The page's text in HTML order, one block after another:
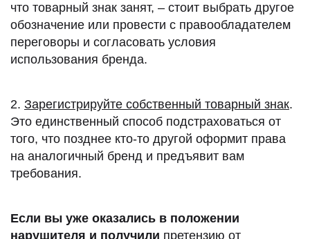
что товарный знак занят, – стоит выбрать другое
обозначение или провести с правообладателем
переговоры и согласовать условия
использования бренда.
2. Зарегистрируйте собственный товарный знак.
Это единственный способ подстраховаться от
того, что позднее кто-то другой оформит права
на аналогичный бренд и предъявит вам
требования.
Если вы уже оказались в положении
нарушителя и получили претензию от